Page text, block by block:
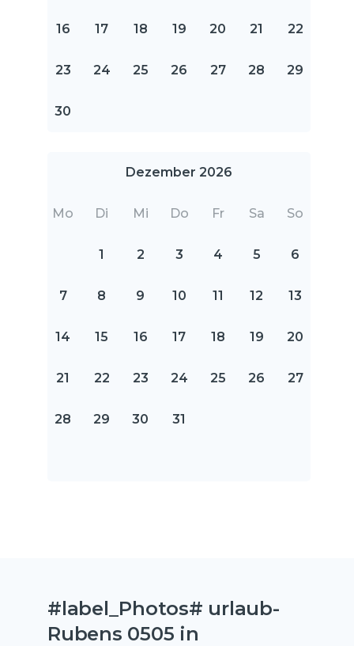
16 17 18 19 20 21 22
23 24 25 26 27 28 29
30
Dezember 2026
Mo Di Mi Do Fr Sa So
1 2 3 4 5 6
7 8 9 10 11 12 13
14 15 16 17 18 19 20
21 22 23 24 25 26 27
28 29 30 31
#label_Photos# urlaub-
Rubens 0505 in